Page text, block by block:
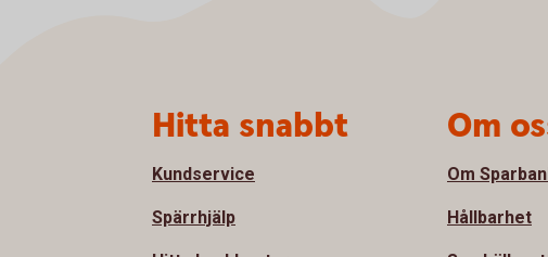
Hitta snabbt
Kundservice
Spärrhjälp
Om
Om
Hållbarhet